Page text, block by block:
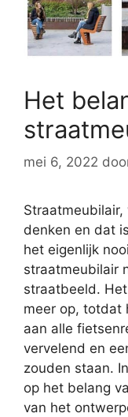
Het
mei 6, 2022
denken en dat
het eigenlijk
straatmeubilair
straatbeeld.
meer op, totdat
aan alle
vervelend en
zouden staan.
op het belang
van het